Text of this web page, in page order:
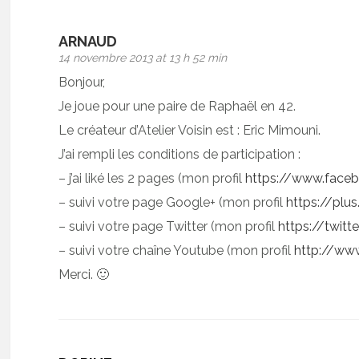
ARNAUD
14 novembre 2013 at 13 h 52 min
Bonjour,
Je joue pour une paire de Raphaël en 42.
Le créateur d’Atelier Voisin est : Eric Mimouni.
J’ai rempli les conditions de participation :
– j’ai liké les 2 pages (mon profilhttps://
– suivi votre page Google+ (mon profilhttps://
– suivi votre page Twitter (mon profilhttps://
– suivi votre chaîne Youtube (mon profilhttp://
Merci. 🙂